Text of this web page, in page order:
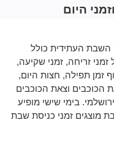
היום
השבת העתידית כולל
זריחה, זמני שקיעה,
זמן תפילה, חצות היום,
הכוכבים וצאת הכוכבים
בימי שישי מופיע
מוצגים זמני כניסת שבת